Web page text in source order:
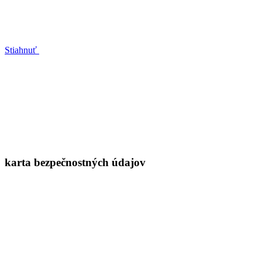
Stiahnuť
karta bezpečnostných údajov